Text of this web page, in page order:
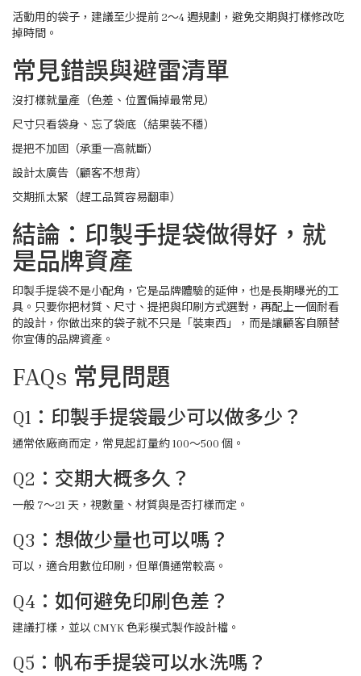
活動用的袋子，建議至少提前 2～4 週規劃，避免交期與打樣修改吃
掉時間。
常見錯誤與避雷清單
沒打樣就量產（色差、位置偏掉最常見）
尺寸只看袋身、忘了袋底（結果裝不穩）
提把不加固（承重一高就斷）
設計太廣告（顧客不想背）
交期抓太緊（趕工品質容易翻車）
結論：印製手提袋做得好，就
是品牌資產
印製手提袋不是小配角，它是品牌體驗的延伸，也是長期曝光的工
具。只要你把材質、尺寸、提把與印刷方式選對，再配上一個耐看
的設計，你做出來的袋子就不只是「裝東西」，而是讓顧客自願替
你宣傳的品牌資產。
FAQs 常見問題
Q1：印製手提袋最少可以做多少？
通常依廠商而定，常見起訂量約 100～500 個。
Q2：交期大概多久？
一般 7～21 天，視數量、材質與是否打樣而定。
Q3：想做少量也可以嗎？
可以，適合用數位印刷，但單價通常較高。
Q4：如何避免印刷色差？
建議打樣，並以 CMYK 色彩模式製作設計檔。
Q5：帆布手提袋可以水洗嗎？